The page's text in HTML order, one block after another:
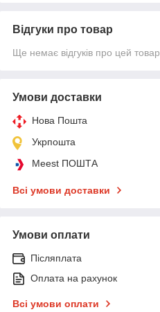
Відгуки про товар
Ще немає відгуків про цей товар
Умови доставки
Нова Пошта
Укрпошта
Meest ПОШТА
Всі умови доставки
Умови оплати
Післяплата
Оплата на рахунок
Всі умови оплати